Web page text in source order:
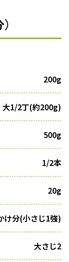
200g
大1/2丁(約200g)
500g
1/2本
20g
け分(小さじ1強)
大さじ2